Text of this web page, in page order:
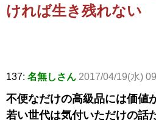
ければ生き残れない
137: 名無しさん 2017/04/19(水)
不便なだけの高級品には価値
若い世代は気付いただけの話